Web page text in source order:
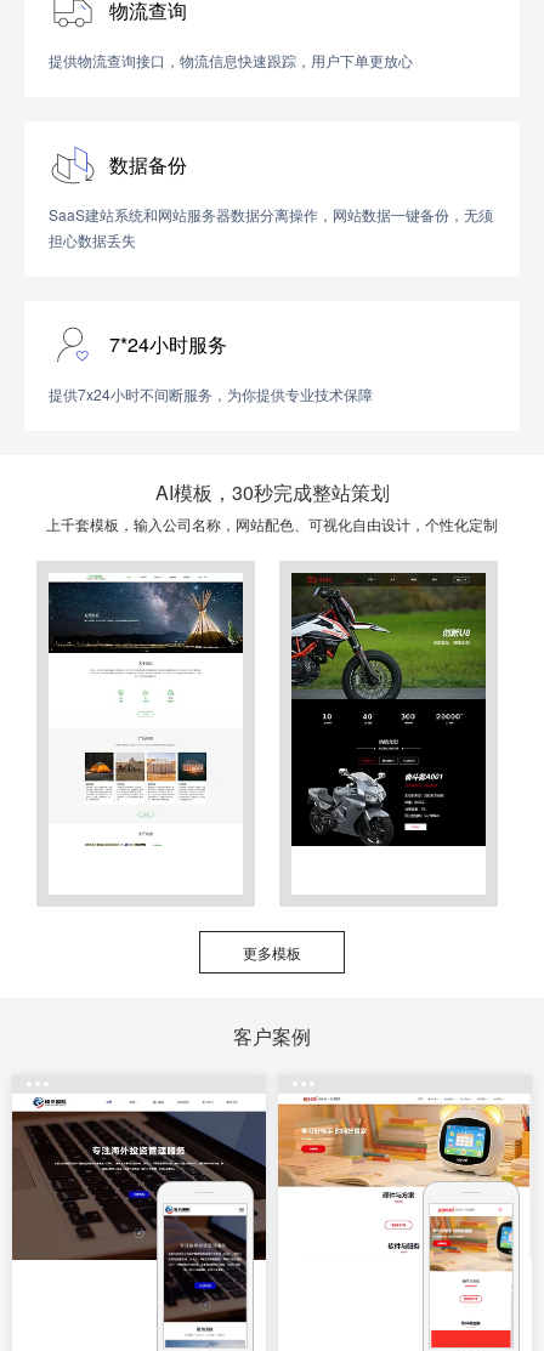
物流查询
提供物流查询接口，物流信息快速跟踪，用户下单更放心
数据备份
SaaS建站系统和网站服务器数据分离操作，网站数据一键备份，无须
担心数据丢失
7*24小时服务
提供7x24小时不间断服务，为你提供专业技术保障
AI模板，30秒完成整站策划
上千套模板，输入公司名称，网站配色、可视化自由设计，个性化定制
更多模板
客户案例